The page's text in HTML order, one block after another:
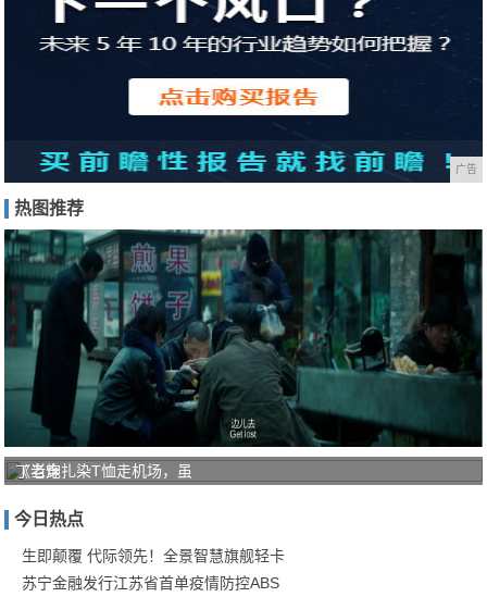
广告
热图推荐
《老炮
气氛美
学下的
丁当穿扎染T恤走机场，虽
今日热点
生即颠覆 代际领先！全景智慧旗舰轻卡
苏宁金融发行江苏省首单疫情防控ABS